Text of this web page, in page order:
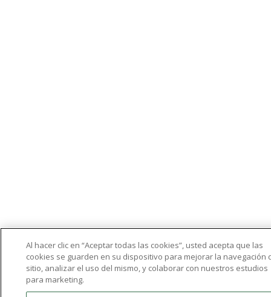
Al hacer clic en “Aceptar todas las cookies”, usted acepta que las
cookies se guarden en su dispositivo para mejorar la navegación
sitio, analizar el uso del mismo, y colaborar con nuestros estudios
para marketing.